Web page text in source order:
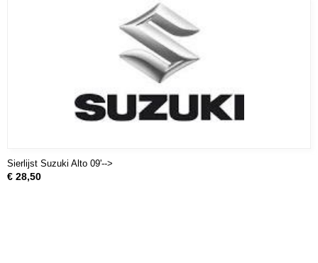
Sierlijst Suzuki Alto 09'-->
€ 28,50